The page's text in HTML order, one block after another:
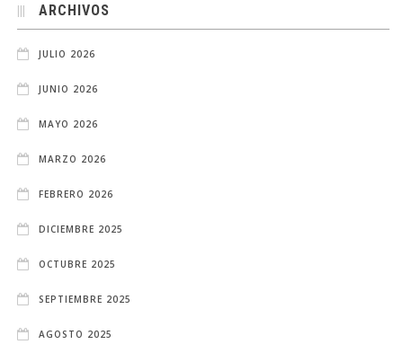
ARCHIVOS
JULIO 2026
JUNIO 2026
MAYO 2026
MARZO 2026
FEBRERO 2026
DICIEMBRE 2025
OCTUBRE 2025
SEPTIEMBRE 2025
AGOSTO 2025